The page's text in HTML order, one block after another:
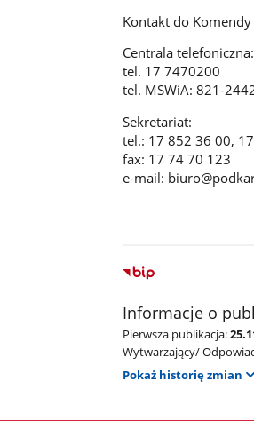
Kontakt do
Centrala telefoniczna:
tel. 17 7470200
tel. MSWiA: 821-
Sekretariat:
tel.: 17 852 36 00,
fax: 17 74 70 123
e-mail:
Informacje o
Pierwsza publikacja:
Wytwarzający/
Pokaż historię zmian